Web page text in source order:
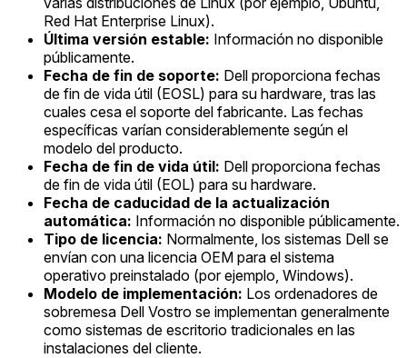
Red Hat Enterprise Linux).
Última versión estable: Información no disponible
públicamente.
Fecha de fin de soporte: Dell proporciona fechas
de fin de vida útil (EOSL) para su hardware, tras las
cuales cesa el soporte del fabricante. Las fechas
específicas varían considerablemente según el
modelo del producto.
Fecha de fin de vida útil: Dell proporciona fechas
de fin de vida útil (EOL) para su hardware.
Fecha de caducidad de la actualización
automática: Información no disponible públicamente.
Tipo de licencia: Normalmente, los sistemas Dell se
envían con una licencia OEM para el sistema
operativo preinstalado (por ejemplo, Windows).
Modelo de implementación: Los ordenadores de
sobremesa Dell Vostro se implementan generalmente
como sistemas de escritorio tradicionales en las
instalaciones del cliente.